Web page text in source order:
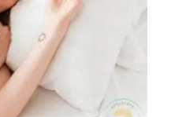
psicológico
completa
Controle
Psicologia
Sono e saúde mental